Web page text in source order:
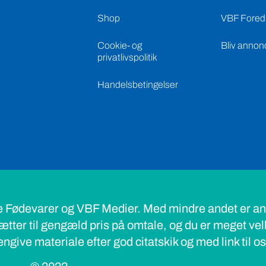
Shop
Cookie- og
privatlivspolitik
Handelsbetingelser
VBF
Bliv
og VBF Medier. Med mindre andet er
til gengæld pris på omtale, og du er meget
materiale efter god citatskik og med link til